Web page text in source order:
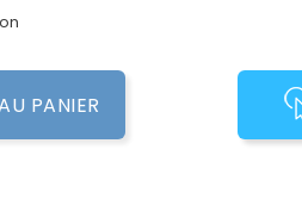
PANIER